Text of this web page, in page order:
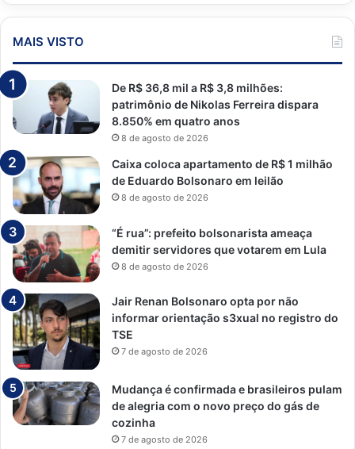
MAIS VISTO
De R$ 36,8 mil a R$ 3,8 milhões:
patrimônio de Nikolas Ferreira dispara
8.850% em quatro anos
8 de agosto de 2026
Caixa coloca apartamento de R$ 1 milhão
de Eduardo Bolsonaro em leilão
8 de agosto de 2026
“É rua”: prefeito bolsonarista ameaça
demitir servidores que votarem em Lula
8 de agosto de 2026
Jair Renan Bolsonaro opta por não
informar orientação s3xual no registro do
TSE
7 de agosto de 2026
Mudança é confirmada e brasileiros pulam
de alegria com o novo preço do gás de
cozinha
7 de agosto de 2026